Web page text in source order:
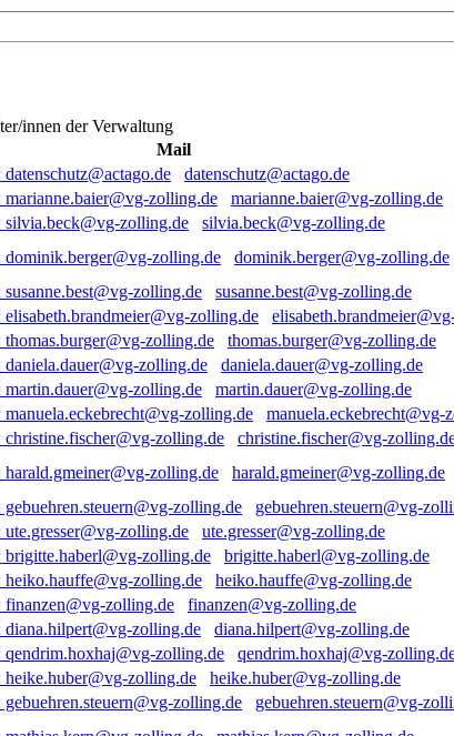
innen der Verwaltung
Mail
datenschutz@actago.de
marianne.baier@vg-zolling.de
silvia.beck@vg-zolling.de
dominik.berger@vg-zolling.de
susanne.best@vg-zolling.de
thomas.burger@vg-zolling.de
daniela.dauer@vg-zolling.de
martin.dauer@vg-zolling.de
manuela.eckebrecht@vg-
christine.fischer@vg-
harald.gmeiner@vg-zolling.de
gebuehren.steuern@vg-
ute.gresser@vg-zolling.de
brigitte.haberl@vg-zolling.de
heiko.hauffe@vg-zolling.de
finanzen@vg-zolling.de
diana.hilpert@vg-zolling.de
qendrim.hoxhaj@vg-
heike.huber@vg-zolling.de
gebuehren.steuern@vg-